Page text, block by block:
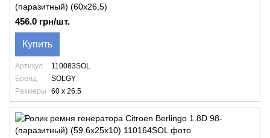
(паразитный) (60x26,5)
456.0 грн/шт.
Купить
Артикул
110083SOL
Бренд
SOLGY
Размеры
60 x 26.5